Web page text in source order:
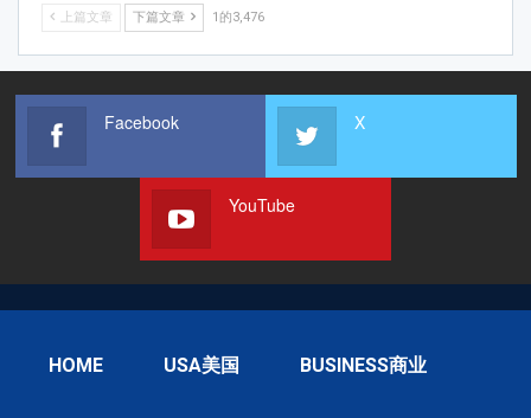
上篇文章 下篇文章 1的3,476
Facebook X
YouTube
HOME USA美国 BUSINESS商业